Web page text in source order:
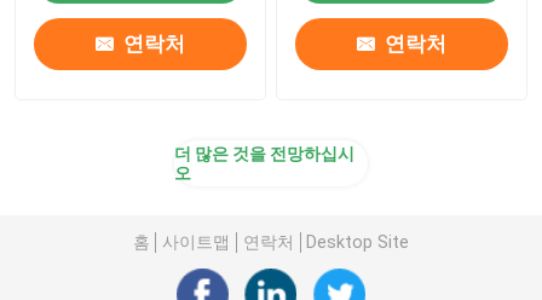
연락처 연락처
더 많은 것을 전망하십시
오
홈 사이트맵 연락처 Desktop Site